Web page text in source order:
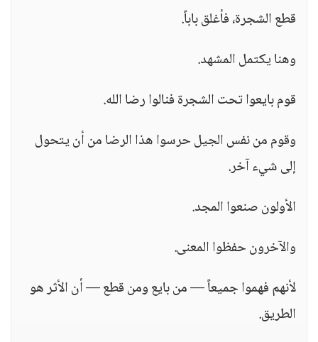
قطع الشجرة، فأغلق باباً.
وهنا يكتمل المشهد.
قوم بايعوا تحت الشجرة فنالوا رضا الله.
وقوم من نفس الجيل حرسوا هذا الرضا من أن يتحول
إلى شيء آخر.
الأولون صنعوا المجد.
والآخرون حفظوا المعنى.
لأنهم فهموا جميعاً — من بايع ومن قطع — أن الأثر هو
الطريق.